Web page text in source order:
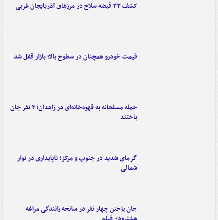
کشف ۳۳ قبضه سلاح در مرزهای آذربایجان غربی
قیمت خودرو همچنان در سطوح بالا؛ بازار قفل شد
حمله مسلحانه به قهوه‌خانه‌ای در زاهدان؛ ۲ نفر جان
باختند
گرمای شدید در جنوب و مرکز؛ ناپایداری در نوار
شمالی
جان باختن چهار نفر در سانحه رانندگی مراغه -